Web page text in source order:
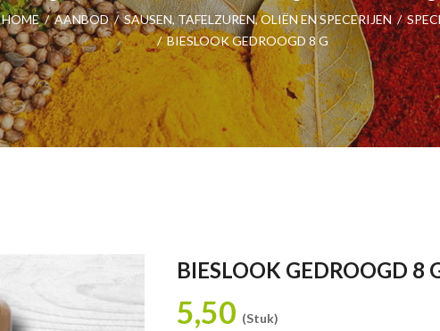
HOME / AANBOD / SAUSEN, TAFELZUREN, OLIËN EN SPECERIJEN /
/ BIESLOOK GEDROOGD 8 G
BIESLOOK GEDROOGD 8
5,50 (Stuk)